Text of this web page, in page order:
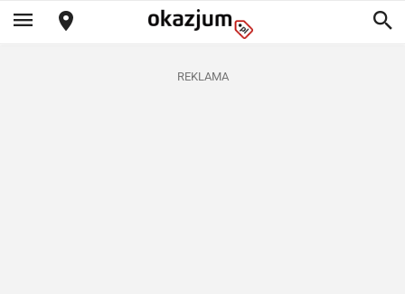
REKLAMA